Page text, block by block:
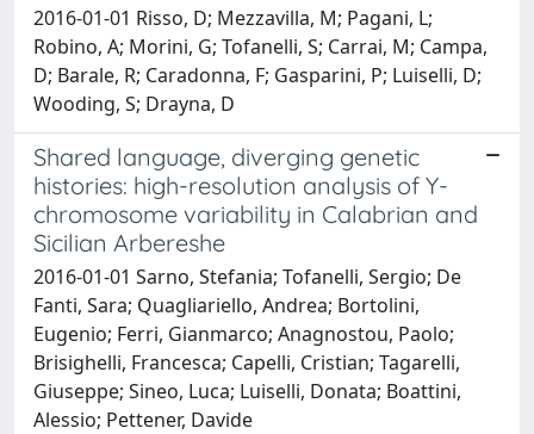
2016-01-01 Risso, D; Mezzavilla, M; Pagani, L;
Robino, A; Morini, G; Tofanelli, S; Carrai, M; Campa,
D; Barale, R; Caradonna, F; Gasparini, P; Luiselli, D;
Wooding, S; Drayna, D
Shared language, diverging genetic
histories: high-resolution analysis of Y-
chromosome variability in Calabrian and
Sicilian Arbereshe
2016-01-01 Sarno, Stefania; Tofanelli, Sergio; De
Fanti, Sara; Quagliariello, Andrea; Bortolini,
Eugenio; Ferri, Gianmarco; Anagnostou, Paolo;
Brisighelli, Francesca; Capelli, Cristian; Tagarelli,
Giuseppe; Sineo, Luca; Luiselli, Donata; Boattini,
Alessio; Pettener, Davide